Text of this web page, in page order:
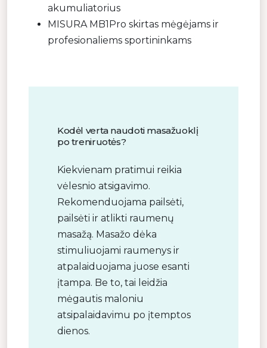
akumuliatorius
MISURA MB1Pro skirtas mėgėjams ir
profesionaliems sportininkams
Kodėl verta naudoti masažuoklį
po treniruotės?
Kiekvienam pratimui reikia
vėlesnio atsigavimo.
Rekomenduojama pailsėti,
pailsėti ir atlikti raumenų
masažą. Masažo dėka
stimuliuojami raumenys ir
atpalaiduojama juose esanti
įtampa. Be to, tai leidžia
mėgautis maloniu
atsipalaidavimu po įtemptos
dienos.